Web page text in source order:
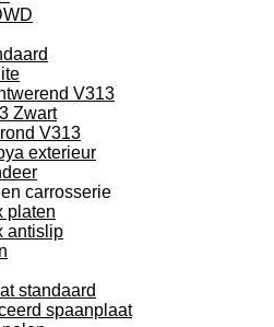
V313
Zwart
V313
exterieur
carrosserie
platen
antislip
standaard
spaanplaat